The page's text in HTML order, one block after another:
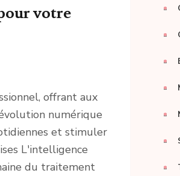
votre
offrant aux
numérique
et stimuler
L'intelligence
du traitement